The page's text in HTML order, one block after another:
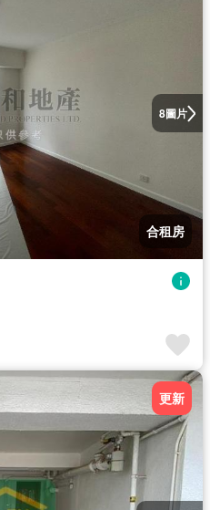
8圖片
合租房
更新